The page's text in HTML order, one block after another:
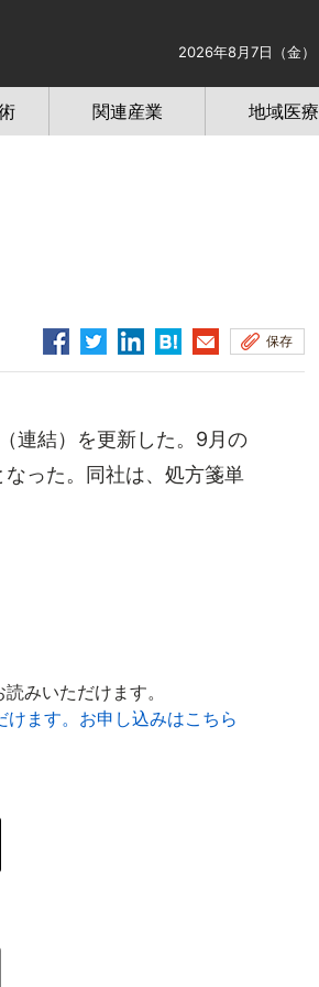
2026年8月7日（金）
関連産業 地域医療
保存
連結）を更新した。9月の
った。同社は、処方箋単
みいただけます。
ます。お申し込みはこちら